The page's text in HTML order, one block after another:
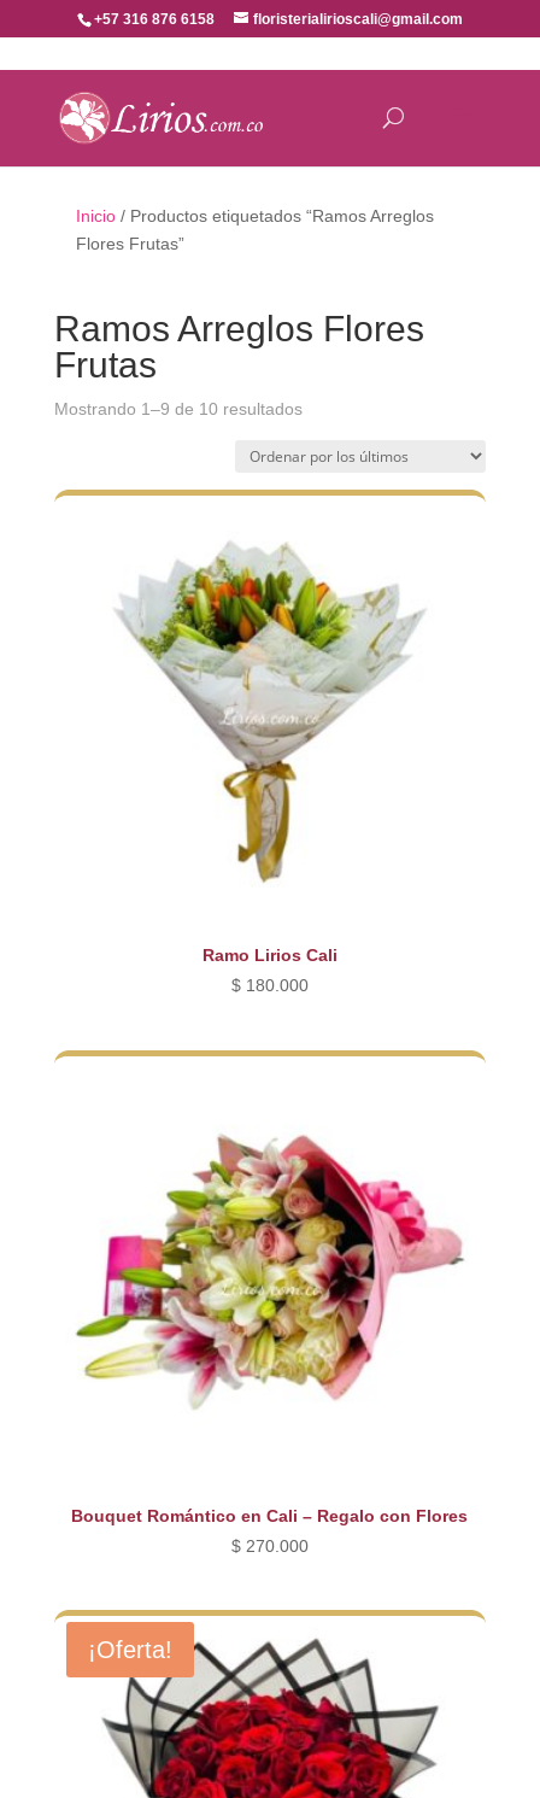
+57 316 876 6158 floristerialirioscali@gmail.com
Inicio/ Productos etiquetados “Ramos Arreglos
Flores Frutas”
Ramos Arreglos Flores
Frutas
Mostrando 1–9 de 10 resultadosOrdenado
los
últimos
Ramo Lirios Cali
$180.000
Bouquet Romántico en Cali – Regalo con Flores
$270.000
¡Oferta!